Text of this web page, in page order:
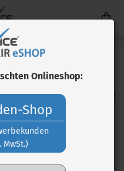
Onlineshop:
Shop
MwSt.)